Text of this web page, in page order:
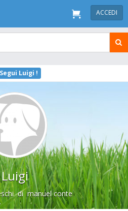
ACCEDI
Luigi !
Luigi
dimanuel conte